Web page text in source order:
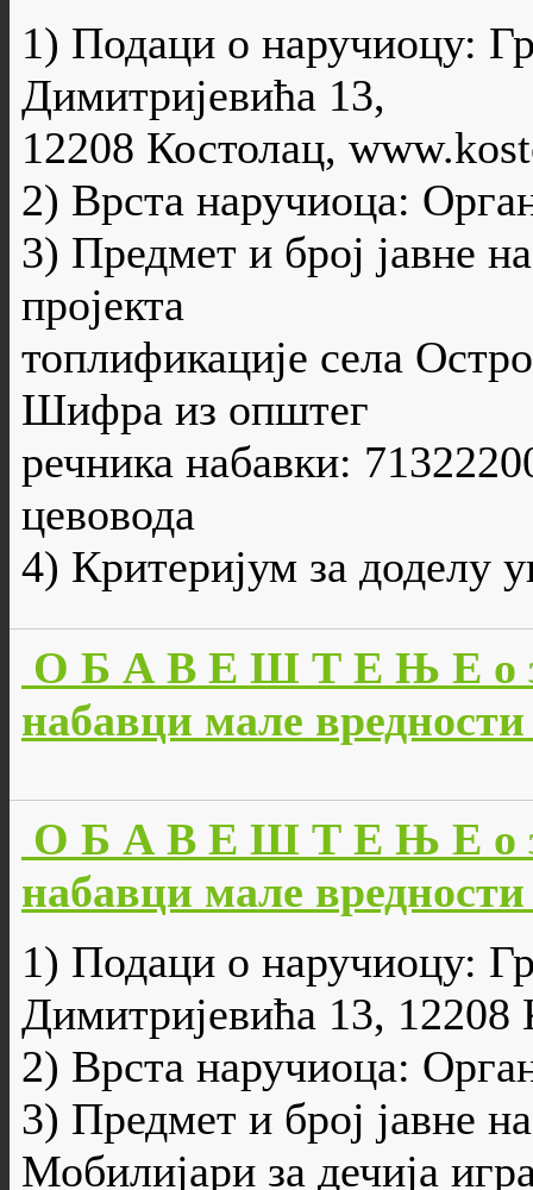
1) Подаци о наручиоцу:
Димитријевића 13,
12208 Костолац,
2) Врста наручиоца:
3) Предмет и број јавне
пројекта
топлификације села
Шифра из општег
речника набавки:
цевовода
4) Критеријум за доделу
О Б А В Е Ш Т Е Њ Е о
набавци мале
О Б А В Е Ш Т Е Њ Е о
набавци мале
1) Подаци о наручиоцу:
Димитријевића 13,
2) Врста наручиоца:
3) Предмет и број јавне
Мобилијари за дечија